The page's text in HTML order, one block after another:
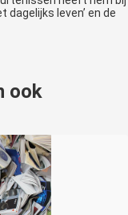
dagelijks leven’ en de
ook